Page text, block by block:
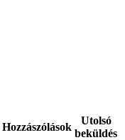
Hozzászólások
Utolsó
beküldés